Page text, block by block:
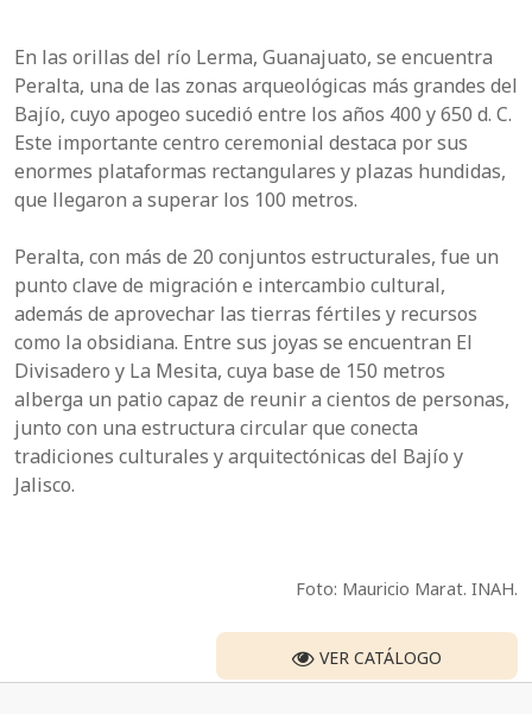
En las orillas del río Lerma, Guanajuato, se encuentra
Peralta, una de las zonas arqueológicas más grandes del
Bajío, cuyo apogeo sucedió entre los años 400 y 650 d. C.
Este importante centro ceremonial destaca por sus
enormes plataformas rectangulares y plazas hundidas,
que llegaron a superar los 100 metros.
Peralta, con más de 20 conjuntos estructurales, fue un
punto clave de migración e intercambio cultural,
además de aprovechar las tierras fértiles y recursos
como la obsidiana. Entre sus joyas se encuentran El
Divisadero y La Mesita, cuya base de 150 metros
alberga un patio capaz de reunir a cientos de personas,
junto con una estructura circular que conecta
tradiciones culturales y arquitectónicas del Bajío y
Jalisco.
Foto: Mauricio Marat. INAH.
VER CATÁLOGO